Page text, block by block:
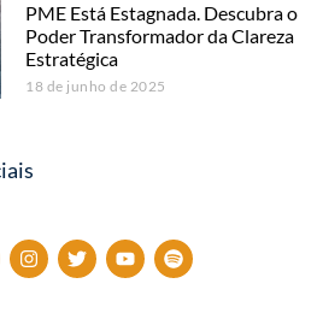
PME Está Estagnada. Descubra o
Poder Transformador da Clareza
Estratégica
18 de junho de 2025